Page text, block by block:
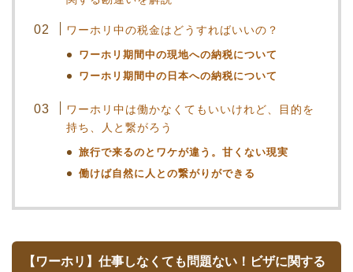
ワーホリ中の税金はどうすればいいの？
ワーホリ期間中の現地への納税について
ワーホリ期間中の日本への納税について
ワーホリ中は働かなくてもいいけれど、目的を
持ち、人と繋がろう
旅行で来るのとワケが違う。甘くない現実
働けば自然に人との繋がりができる
【ワーホリ】仕事しなくても問題ない！ビザに関する